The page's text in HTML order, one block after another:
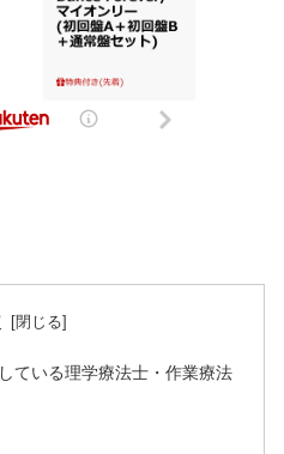
ている理学療法士・作業療法